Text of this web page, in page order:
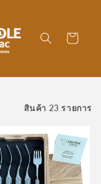
ตะกร้า
สินค้า
สินค้า 23 รายการ